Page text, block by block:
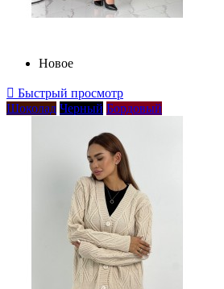
Новое
 Быстрый просмотр
Шоколад Черный Бордовый